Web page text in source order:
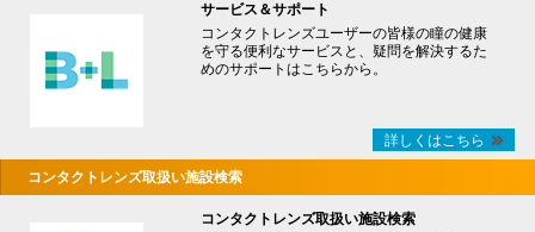
サービス＆サポート
コンタクトレンズユーザーの皆様の瞳の健康
を守る便利なサービスと、疑問を解決するた
めのサポートはこちらから。
詳しくはこちら
コンタクトレンズ取扱い施設検索
コンタクトレンズ取扱い施設検索